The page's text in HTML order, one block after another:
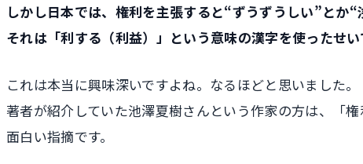
しかし日本では、権利を主張すると“ずうずうしい”とか“
それは「利する（利益）」という意味の漢字を使ったせ
これは本当に興味深いですよね。なるほどと思いました。
著者が紹介していた池澤夏樹さんという作家の方は、「
面白い指摘です。